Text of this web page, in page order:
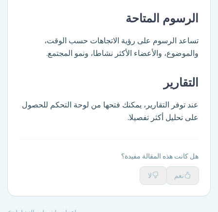
الرسوم المتاحة
تساعد الرسوم على رؤية الاتجاهات حسب الوقت،
والموضوع، والأعضاء الأكثر نشاطا، ونمو المجتمع.
التقارير
عند توفر التقارير، يمكنك فتحها من لوحة التحكم للحصول
على تحليل أكثر تفصيلا.
هل كانت هذه المقالة مفيدة؟
نعم لا